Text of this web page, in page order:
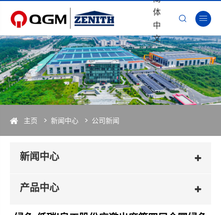
体
中
文
 
主页 新闻中心 公司新闻
新闻中心
产品中心